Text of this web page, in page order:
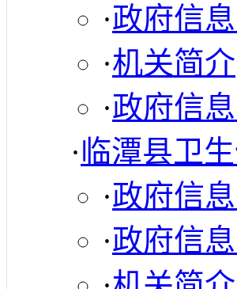
·政府信
·机关简介
·政府信
·临潭县卫
·政府信
·政府信